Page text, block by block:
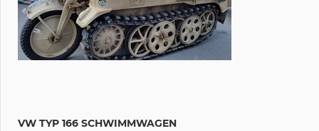
VW TYP 166 SCHWIMMWAGEN